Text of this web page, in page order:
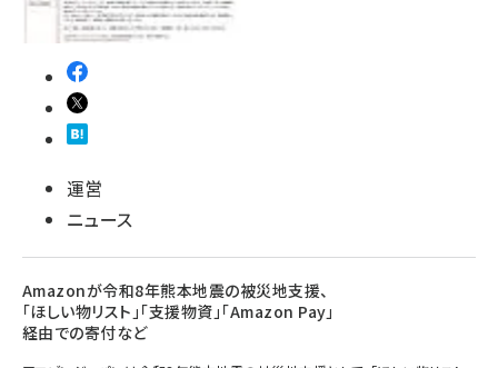
運営
ニュース
Amazonが令和8年熊本地震の被災地支援、
「ほしい物リスト」「支援物資」「Amazon Pay」
経由での寄付など